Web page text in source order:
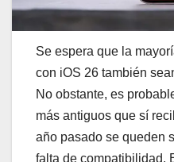
Se espera que la
con iOS 26 también
No obstante, es
más antiguos que sí
año pasado se queden
falta de compatibilidad.